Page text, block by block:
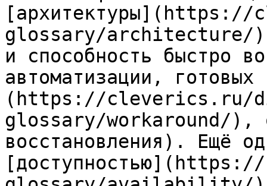
glossary/architecture/),
и способность быстро
автоматизации,
(https://cleverics.ru/
glossary/workaround/),
восстановления). Ещё